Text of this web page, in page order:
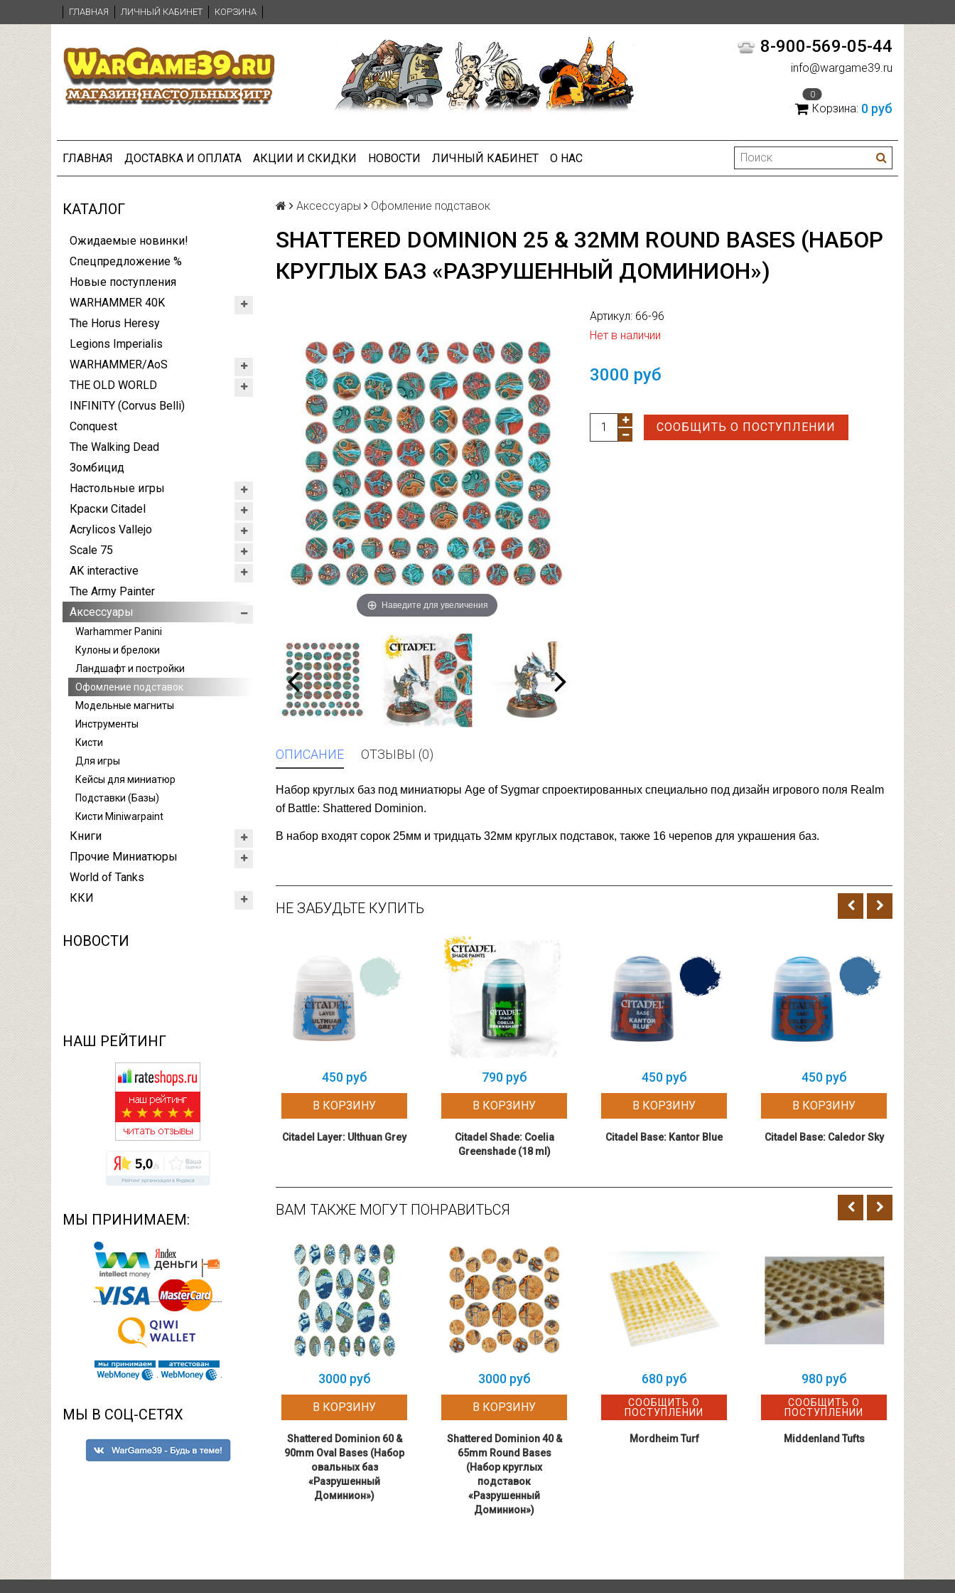
ГЛАВНАЯ ЛИЧНЫЙ КАБИНЕТ КОРЗИНА
8-900-569-05-44
info@wargame39.ru
0
Корзина: 0 руб
ГЛАВНАЯ ДОСТАВКА И ОПЛАТА АКЦИИ И СКИДКИ НОВОСТИ ЛИЧНЫЙ КАБИНЕТ О НАС
КАТАЛОГ
Ожидаемые новинки!
Спецпредложение %
Новые поступления
WARHAMMER 40K
The Horus Heresy
Legions Imperialis
WARHAMMER/AoS
THE OLD WORLD
INFINITY (Corvus Belli)
Conquest
The Walking Dead
Зомбицид
Настольные игры
Краски Citadel
Acrylicos Vallejo
Scale 75
AK interactive
The Army Painter
Аксессуары
Warhammer Panini
Кулоны и брелоки
Ландшафт и постройки
Офомление подставок
Модельные магниты
Инструменты
Кисти
Для игры
Кейсы для миниатюр
Подставки (Базы)
Кисти Miniwarpaint
Книги
Прочие Миниатюры
World of Tanks
ККИ
НОВОСТИ
НАШ РЕЙТИНГ
МЫ ПРИНИМАЕМ:
МЫ В СОЦ-СЕТЯХ
Аксессуары Офомление подставок
SHATTERED DOMINION 25 & 32MM ROUND BASES (НАБОР
КРУГЛЫХ БАЗ «РАЗРУШЕННЫЙ ДОМИНИОН»)
Наведите для увеличения
Артикул: 66-96
Нет в наличии
3000 руб
СООБЩИТЬ О ПОСТУПЛЕНИИ
ОПИСАНИЕ ОТЗЫВЫ (0)
Набор круглых баз под миниатюры Age of Sygmar спроектированных специально под дизайн игрового поля Realm
of Battle: Shattered Dominion.
В набор входят сорок 25мм и тридцать 32мм круглых подставок, также 16 черепов для украшения баз.
НЕ ЗАБУДЬТЕ КУПИТЬ
450 руб
В КОРЗИНУ
Citadel Layer: Ulthuan Grey
790 руб
В КОРЗИНУ
Citadel Shade: Coelia
Greenshade (18 ml)
450 руб
В КОРЗИНУ
Citadel Base: Kantor Blue
450 руб
В КОРЗИНУ
Citadel Base: Caledor Sky
ВАМ ТАКЖЕ МОГУТ ПОНРАВИТЬСЯ
3000 руб
В КОРЗИНУ
Shattered Dominion 60 &
90mm Oval Bases (Набор
овальных баз
«Разрушенный
Доминион»)
3000 руб
В КОРЗИНУ
Shattered Dominion 40 &
65mm Round Bases
(Набор круглых
подставок
«Разрушенный
Доминион»)
680 руб
СООБЩИТЬ О
ПОСТУПЛЕНИИ
Mordheim Turf
980 руб
СООБЩИТЬ О
ПОСТУПЛЕНИИ
Middenland Tufts